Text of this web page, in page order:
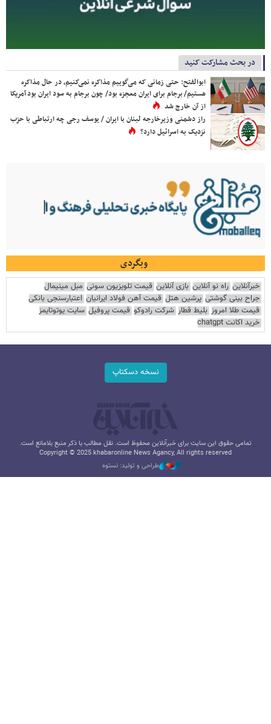
در بحث مشارکت کنید
ابوالفتح: حتی زمانی که می‌گوییم مذاکره نمی‌کنیم، در حال مذاکره
هستیم/ برجام برای ایران معجزه بود/ چون برجام به سود ایران بود آمریکا
از آن خارج شد
راز دشمنی وزیرخارجه لبنان با ایران / یوسف رجی چه ارتباطی با حزب
نزدیک به اسرائیل دارد؟
وبگردی
خبرآنلاین راه نو آنلاین بازی آنلاین قیمت تلویزیون سونی مبل مینیمال
جراح بینی گوشتی پرشین هتل قیمت آهن فولاد ایرانیان اعتبارسنجی بانکی
قیمت طلا امروز بلیط قطار شرکت رادوکو قیمت پروفیل سایت یوتوتایمز
خرید اکانت chatgpt
نسخه دسکتاپ
تمامی حقوق این سایت برای خبرآنلاین محفوظ است. نقل مطالب با ذکر منبع بلامانع است.
Copyright © 2025 khabaronline News Agancy, All rights reserved
طراحی و تولید: نستوه